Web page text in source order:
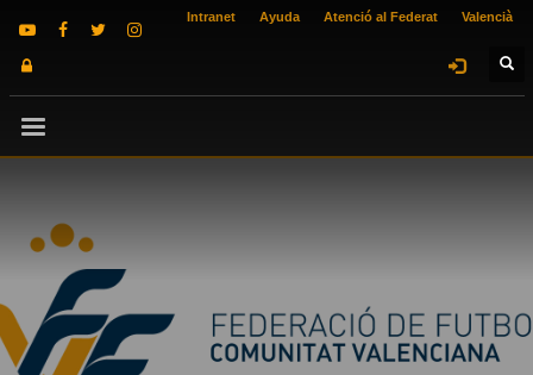
Intranet Ayuda Atenció al Federat Valencià